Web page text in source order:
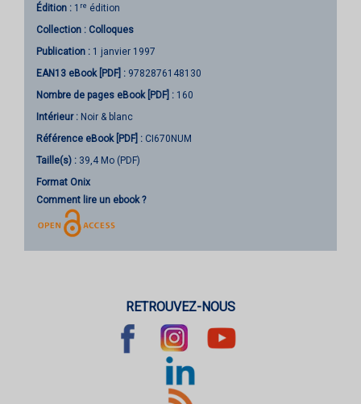
Édition : 1 re édition
Collection : Colloques
Publication : 1 janvier 1997
EAN13 eBook [PDF] : 9782876148130
Nombre de pages eBook [PDF] : 160
Intérieur : Noir & blanc
Référence eBook [PDF] : CI670NUM
Taille(s) : 39,4 Mo (PDF)
Format Onix
Comment lire un ebook ?
RETROUVEZ-NOUS